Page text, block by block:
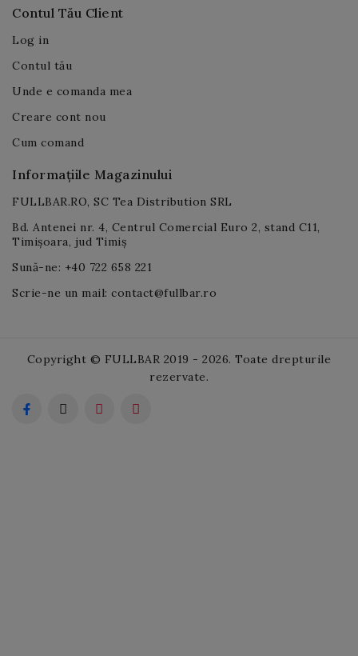
Contul Tău Client
Log in
Contul tău
Unde e comanda mea
Creare cont nou
Cum comand
Informațiile Magazinului
FULLBAR.RO, SC Tea Distribution SRL
Bd. Antenei nr. 4, Centrul Comercial Euro 2, stand C11,
Timișoara, jud Timiș
Sună-ne: +40 722 658 221
Scrie-ne un mail: contact@fullbar.ro
Copyright © FULLBAR 2019 - 2026. Toate drepturile
rezervate.